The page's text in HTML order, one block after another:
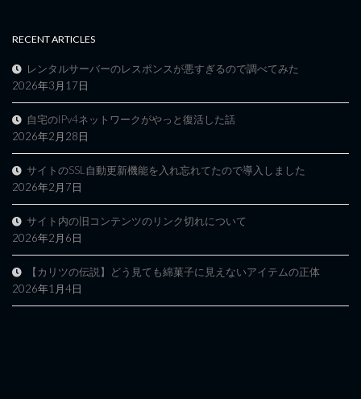
RECENT ARTICLES
レンタルサーバーのレスポンスが悪すぎるので調べてみた
2026年3月17日
自宅のIPv4ネットワークがやっと復活した話
2026年2月28日
サイトのSSL自動更新機能を入れ忘れてたので導入しました
2026年2月7日
サイト内の旧コンテンツのリンク切れについて
2026年2月6日
【カリツの伝説】どう見ても綿菓子に見えないアイテムの正体
2026年1月4日